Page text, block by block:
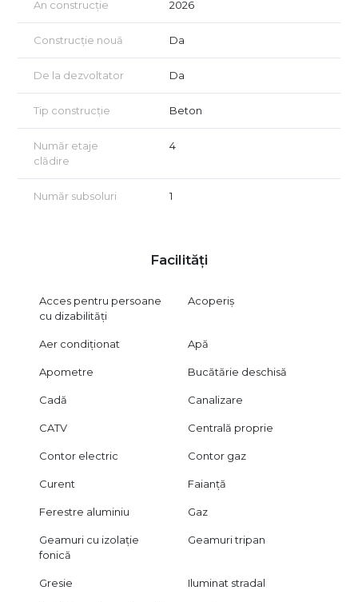
An construcție 2026
Construcție nouă Da
De la dezvoltator Da
Tip construcție Beton
Număr etaje
clădire
4
Număr subsoluri 1
Facilități
Acces pentru persoane
cu dizabilități
Acoperiș
Aer condiționat Apă
Apometre Bucătărie deschisă
Cadă Canalizare
CATV Centrală proprie
Contor electric Contor gaz
Curent Faianță
Ferestre aluminiu Gaz
Geamuri cu izolație
fonică
Geamuri tripan
Gresie Iluminat stradal